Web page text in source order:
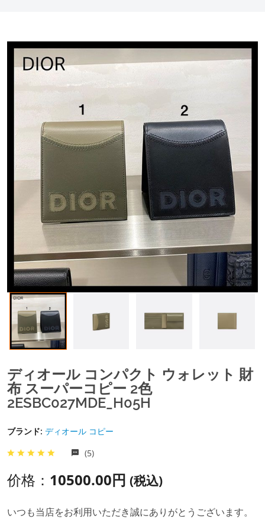
ディオール コンパクト ウォレット 財
布 スーパーコピー 2色
2ESBC027MDE_H05H
ブランド: ディオール コピー
(5)
价格： 10500.00円 (税込)
いつも当店をお利用いただき誠にありがとうございます。